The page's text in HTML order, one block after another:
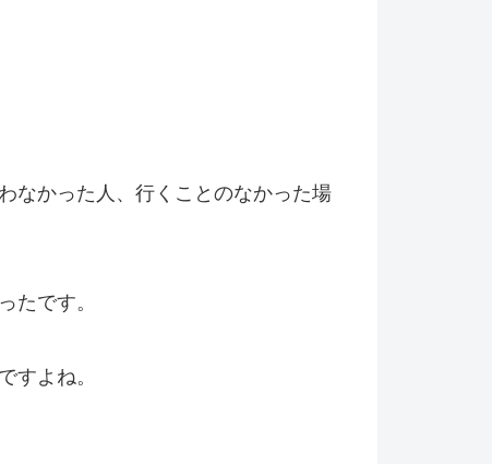
なかった人、行くことのなかった場
たです。
すよね。